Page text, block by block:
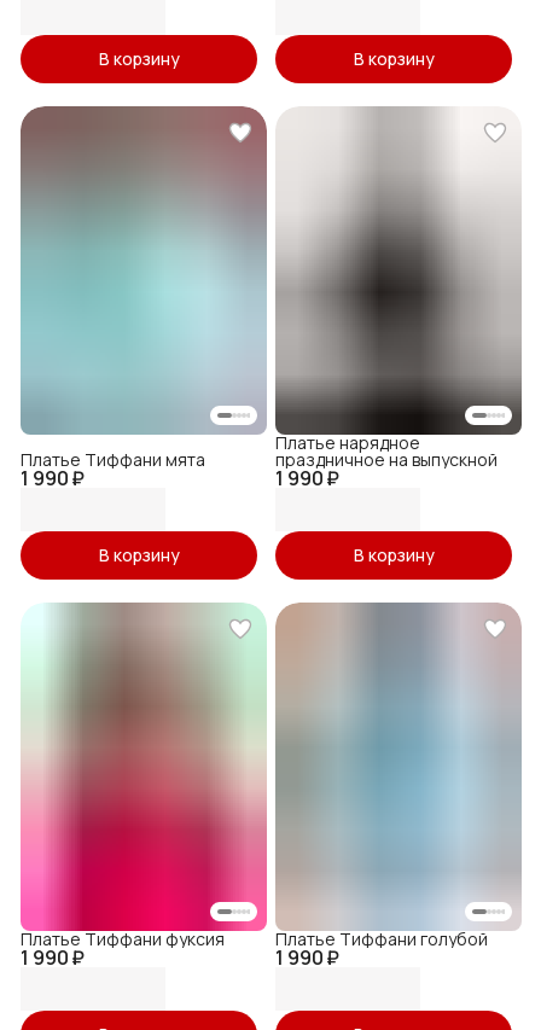
В корзину В корзину
1 990 ₽
Платье Тиффани мята
В корзину
1 990 ₽
Платье нарядное
праздничное на выпускной
В корзину
1 990 ₽
Платье Тиффани фуксия
1 990 ₽
Платье Тиффани голубой